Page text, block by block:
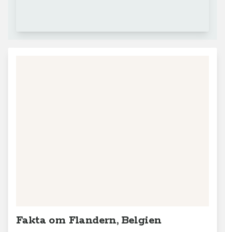
Fakta om Flandern, Belgien